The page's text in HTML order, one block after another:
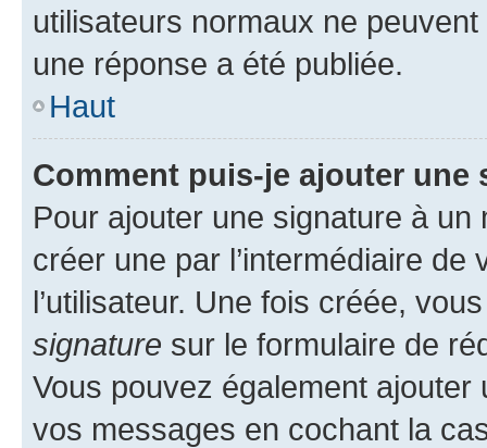
utilisateurs normaux ne
une réponse a été publiée.
Haut
Comment puis-je ajouter une
Pour ajouter une signature à un
créer une par l’intermédiaire
l’utilisateur. Une fois créée,
signature sur le formulaire de
Vous pouvez également
vos messages en cochant la